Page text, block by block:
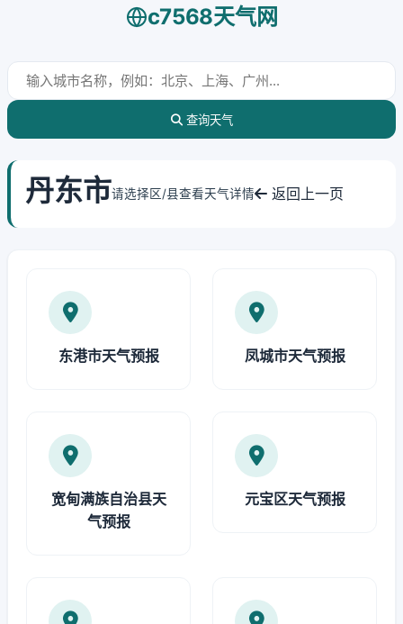
c7568天气网
查询天气
丹东市请选择区/县查看天气详情 返回上一页
东港市天气预报 凤城市天气预报
宽甸满族自治县天
气预报
元宝区天气预报